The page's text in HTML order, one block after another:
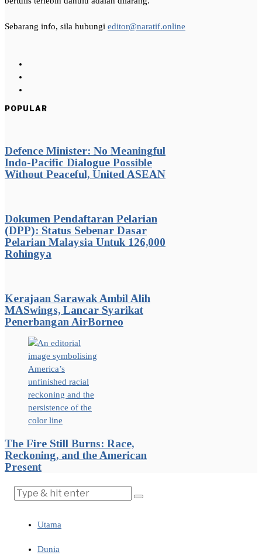
Sebarang info, sila hubungi editor@naratif.online
POPULAR
Defence Minister: No Meaningful
Indo-Pacific Dialogue Possible
Without Peaceful, United ASEAN
Dokumen Pendaftaran Pelarian
(DPP): Status Sebenar Dasar
Pelarian Malaysia Untuk 126,000
Rohingya
Kerajaan Sarawak Ambil Alih
MASwings, Lancar Syarikat
Penerbangan AirBorneo
The Fire Still Burns: Race,
Reckoning, and the American
Present
Utama
Dunia